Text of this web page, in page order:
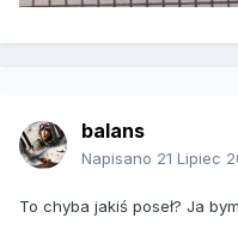
balans
Napisano 21 Lipiec
To chyba jakiś poseł? Ja